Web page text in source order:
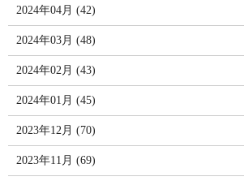
2024年04月 (42)
2024年03月 (48)
2024年02月 (43)
2024年01月 (45)
2023年12月 (70)
2023年11月 (69)